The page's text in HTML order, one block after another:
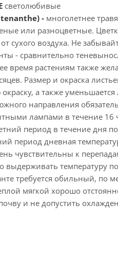
светолюбивые
- многолетнее
или разноцветные.
сухого воздуха. Не
- сравнительно
время растениям также
Размер и окраска
а также
направления
лампами в течение 16
период в течение дня
период дневная
чувствительны к
выдерживать температуру
требуется обильный, по
мягкой хорошо
и не допустить